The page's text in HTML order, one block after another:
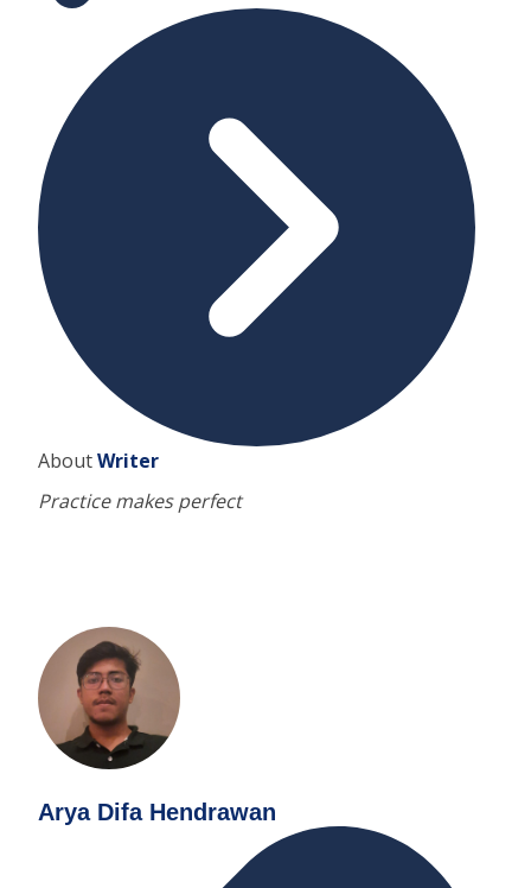
AboutWriter
Practice makes perfect
Arya Difa Hendrawan